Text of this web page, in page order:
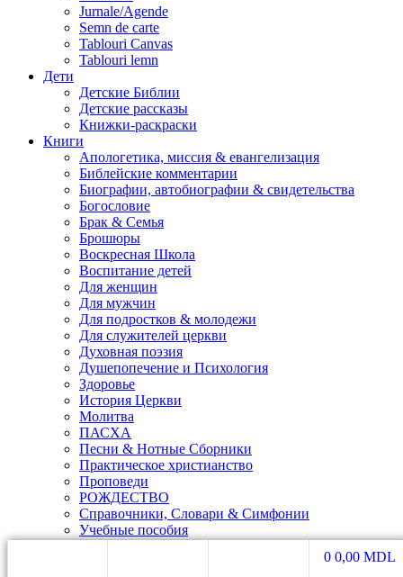
0 0,00 MDL
Jurnale/Agende
Semn de carte
Tablouri Canvas
Tablouri lemn
Дети
Детские Библии
Детские рассказы
Книжки-раскраски
Книги
Апологетика, миссия & евангелизация
Библейские комментарии
Биографии, автобиографии & свидетельства
Богословие
Брак & Семья
Брошюры
Воскресная Школа
Воспитание детей
Для женщин
Для мужчин
Для подростков & молодежи
Для служителей церкви
Духовная поэзия
Душепопечение и Психология
Здоровье
История Церкви
Молитва
ПАСХА
Песни & Нотные Сборники
Практическое христианство
Проповеди
РОЖДЕСТВО
Справочники, Словари & Симфонии
Учебные пособия